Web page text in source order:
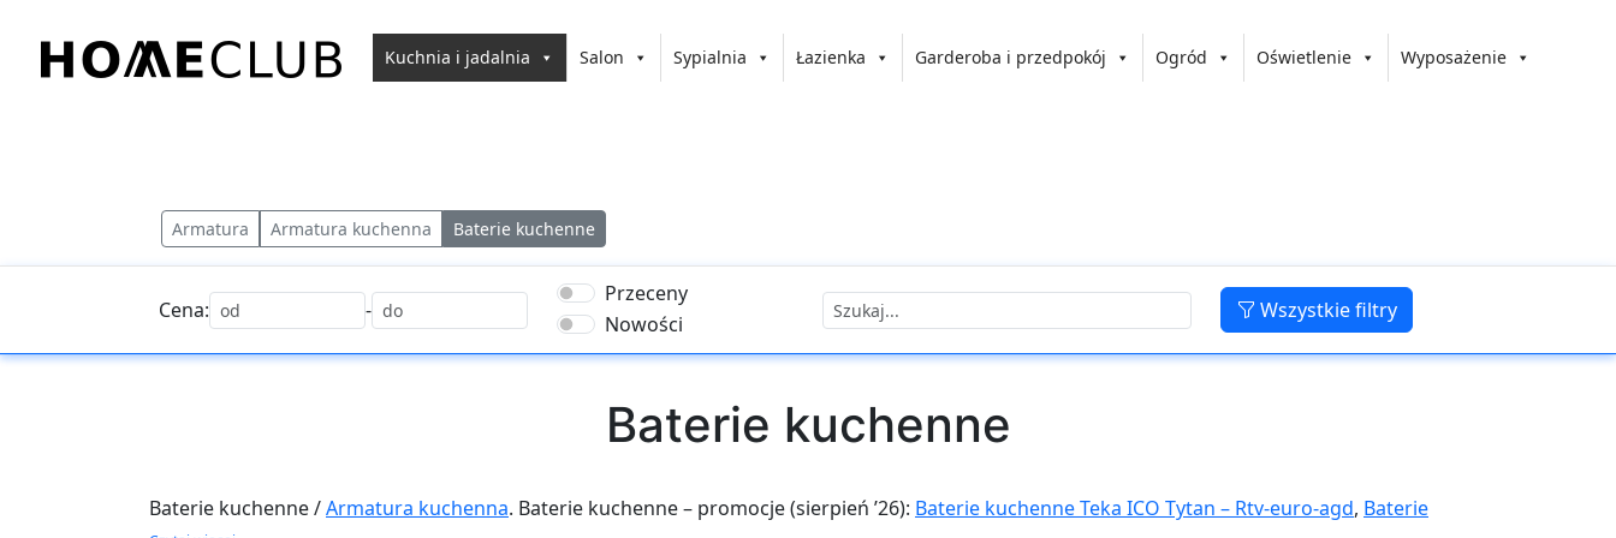
treści
Kuchnia i jadalnia Salon Sypialnia Łazienka Garderoba i przedpokój Ogród Oświetlenie Wyposażenie
Armatura Armatura kuchenna Baterie kuchenne
Cena: -
Przeceny
Nowości
Wszystkie filtry
Baterie kuchenne
Baterie kuchenne /Armatura kuchenna. Baterie kuchenne – promocje (sierpień ’26): Baterie kuchenne Teka ICO Tytan – Rtv-euro-agd, Baterie